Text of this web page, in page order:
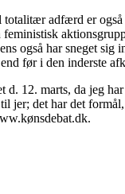
adfærd er
også har sneget
før i den inderste
12. marts, da jeg
jer; det har det